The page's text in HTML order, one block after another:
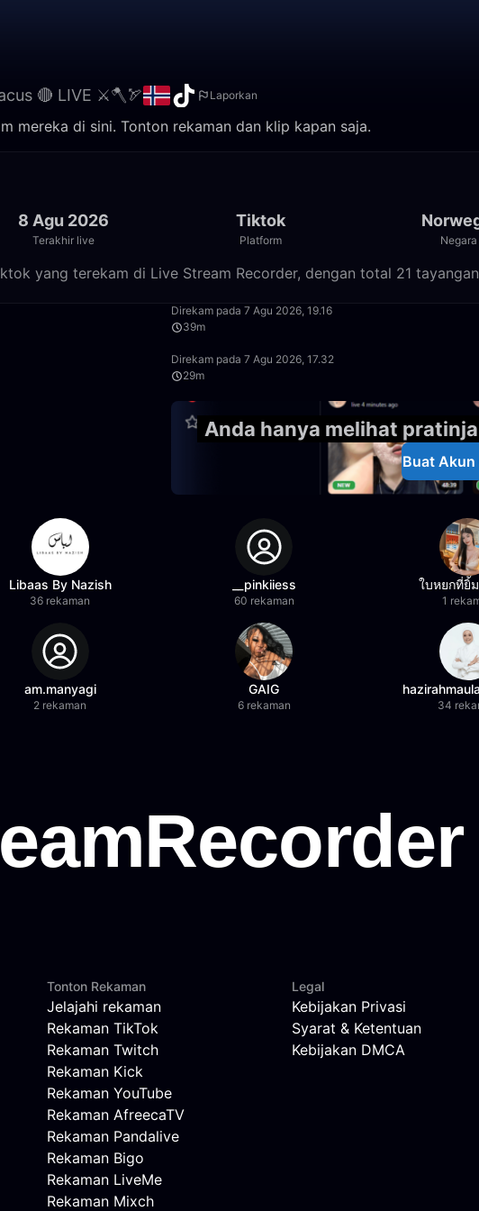
🔴 LIVE ⚔️🪓🏹 Laporkan
mereka di sini. Tonton rekaman dan klip kapan saja.
8 Agu 2026
Terakhir live
Tiktok
Platform Negara
yang terekam di Live Stream Recorder, dengan total 21
Direkam pada 7 Agu 2026, 19.16
39m
Direkam pada 7 Agu 2026, 17.32
29m
Anda hanya melihat
Buat Akun
Libaas By Nazish
36 rekaman
__pinkiiess
60 rekaman
ใบหยกที่ยิ้
1
am.manyagi
2 rekaman
GAIG
6 rekaman 34
Tonton Rekaman
Jelajahi rekaman
Rekaman TikTok
Rekaman Twitch
Rekaman Kick
Rekaman YouTube
Rekaman AfreecaTV
Rekaman Pandalive
Rekaman Bigo
Rekaman LiveMe
Rekaman Mixch
Legal
Kebijakan Privasi
Syarat & Ketentuan
Kebijakan DMCA